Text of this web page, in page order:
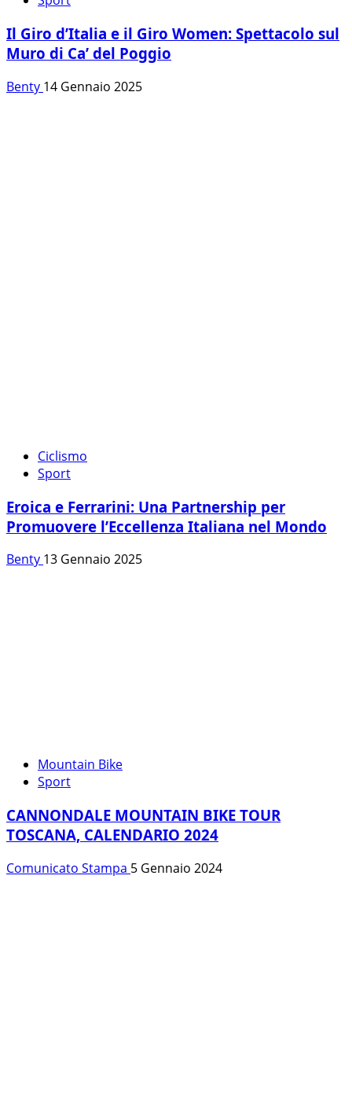
Il Giro d’Italia e il Giro Women: Spettacolo sul
Muro di Ca’ del Poggio
Benty 14 Gennaio 2025
Ciclismo
Sport
Eroica e Ferrarini: Una Partnership per
Promuovere l’Eccellenza Italiana nel Mondo
Benty 13 Gennaio 2025
Mountain Bike
Sport
CANNONDALE MOUNTAIN BIKE TOUR
TOSCANA, CALENDARIO 2024
Comunicato Stampa 5 Gennaio 2024